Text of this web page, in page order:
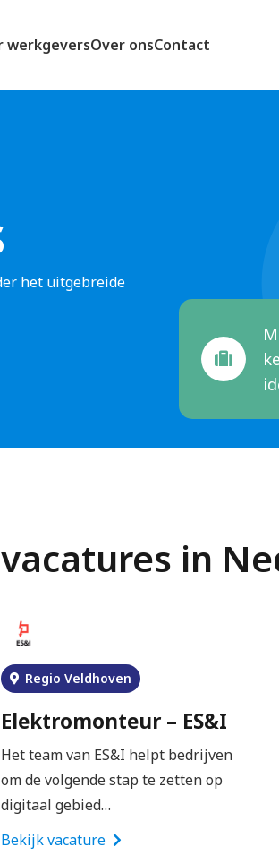
werkgeversOver onsContact
het uitgebreide
vacatures in
Regio Veldhoven
Elektromonteur – ES&I
Het team van ES&I helpt bedrijven
om de volgende stap te zetten op
digitaal gebied…
Bekijk vacature